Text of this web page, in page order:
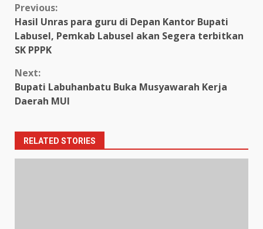
Continue
Reading
Previous:
Hasil Unras para guru di Depan Kantor Bupati
Labusel, Pemkab Labusel akan Segera terbitkan
SK PPPK
Next:
Bupati Labuhanbatu Buka Musyawarah Kerja
Daerah MUI
RELATED STORIES